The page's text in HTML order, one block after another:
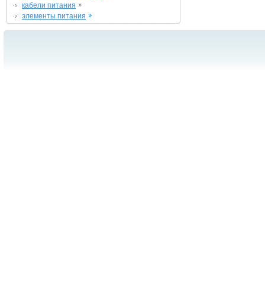
кабели питания
элементы питания